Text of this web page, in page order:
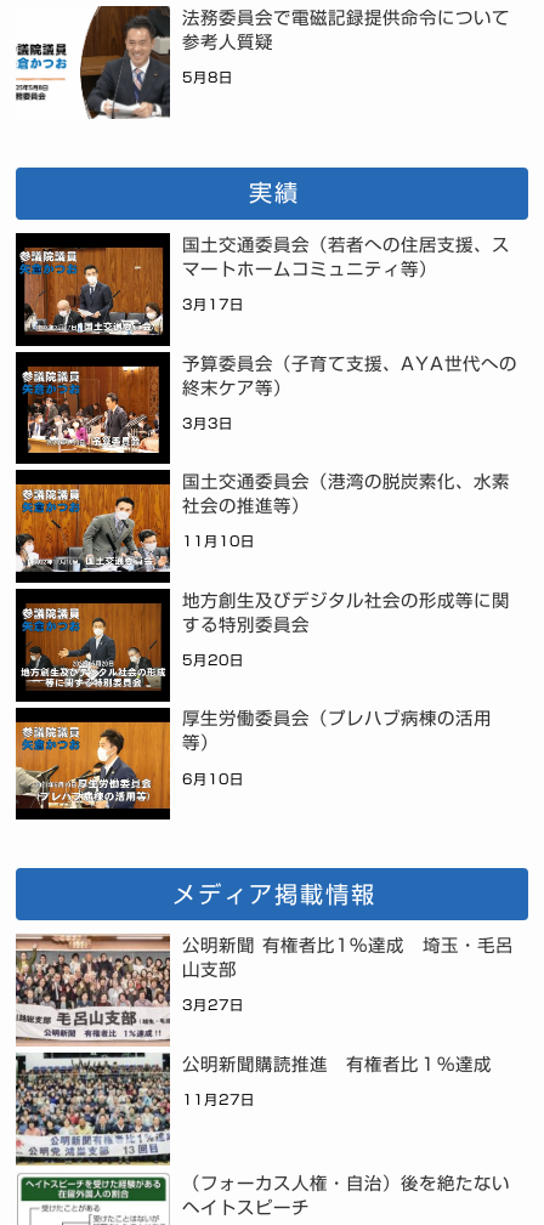
法務委員会で電磁記録提供命令について
参考人質疑
5月8日
実績
国土交通委員会（若者への住居支援、ス
マートホームコミュニティ等）
3月17日
予算委員会（子育て支援、AYA世代への
終末ケア等）
3月3日
国土交通委員会（港湾の脱炭素化、水素
社会の推進等）
11月10日
地方創生及びデジタル社会の形成等に関
する特別委員会
5月20日
厚生労働委員会（プレハブ病棟の活用
等）
6月10日
メディア掲載情報
公明新聞 有権者比1%達成 埼玉・毛呂
山支部
3月27日
公明新聞購読推進 有権者比１％達成
11月27日
（フォーカス人権・自治）後を絶たない
ヘイトスピーチ